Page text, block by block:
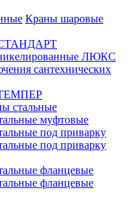
Краны шаровые
СТАНДАРТ
ЛЮКС
сантехнических
ТЕМПЕР
стальные
муфтовые
под приварку
под приварку
фланцевые
фланцевые